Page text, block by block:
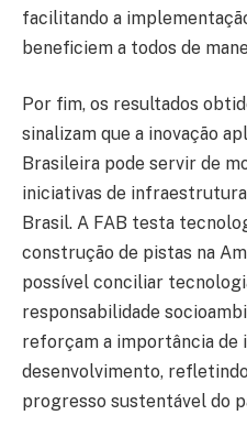
facilitando a
beneficiem a todos de
Por fim, os resultados
sinalizam que a inovação
Brasileira pode servir de
iniciativas de
Brasil. A FAB testa
construção de pistas na
possível conciliar
responsabilidade
reforçam a importância de
desenvolvimento,
progresso sustentável do